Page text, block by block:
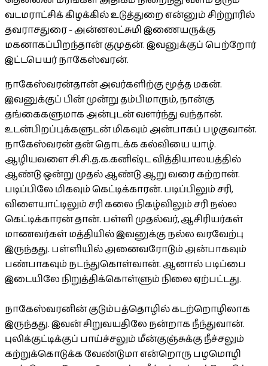
வடமராட்சிக் கிழக்கில் உடுத்துறை என்னும் சிற்றூரில்
தவராசதுரை - அன்னலட்சுமி இணையருக்கு
மகனாகப்பிறந்தான் குமுதன். இவனுக்குப் பெற்றோர்
இட்டபெயர் நாகேஸ்வரன்.
நாகேஸ்வரன்தான் அவர்களிற்கு மூத்த மகன்.
இவனுக்குப் பின் முன்று தம்பிமாரும், நான்கு
தங்கைகளுமாக அன்புடன் வளர்ந்து வந்தான்.
உடன்பிறப்புக்களுடன் மிகவும் அன்பாகப் பழகுவான்.
நாகேஸ்வரன் தன் தொடக்க கல்வியை யாழ்.
ஆழியவளை சி.சி.த.க.கனிஷ்ட வித்தியாலயத்தில்
ஆண்டு ஒன்று முதல் ஆண்டு ஆறு வரை கற்றான்.
படிப்பிலே மிகவும் கெட்டிக்காரன். படிப்பிலும் சரி,
விளையாட்டிலும் சரி கலை நிகழ்விலும் சரி நல்ல
கெட்டிக்காரன் தான். பள்ளி முதல்வர், ஆசிரியர்கள்
மாணவர்கள் மத்தியில் இவனுக்கு நல்ல வரவேற்பு
இருந்தது. பள்ளியில் அனைவரோடும் அன்பாகவும்
பண்பாகவும் நடந்துகொள்வான். ஆனால் படிப்பை
இடையிலே நிறுத்திக்கொள்ளும் நிலை ஏற்பட்டது.
நாகேஸ்வரனின் குடும்பத்தொழில் கடற்றொழிலாக
இருந்தது. இவன் சிறுவயதிலே நன்றாக நீந்துவான்.
புலிக்குட்டிக்குப் பாய்ச்சலும் மீன்குஞ்சுக்கு நீச்சலும்
கற்றுக்கொடுக்க வேண்டுமா என்றொரு பழமொழி